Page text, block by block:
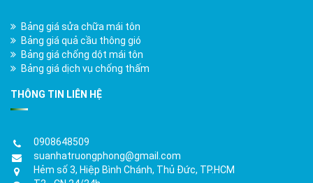
Bảng giá sửa chữa mái tôn
Bảng giá quả cầu thông gió
Bảng giá chống dột mái tôn
Bảng giá dịch vụ chống thấm
THÔNG TIN LIÊN HỆ
0908648509
suanhatruongphong@gmail.com
Hẻm số 3, Hiệp Bình Chánh, Thủ Đức, TP.HCM